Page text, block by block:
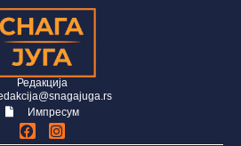
Редакција
Импресум